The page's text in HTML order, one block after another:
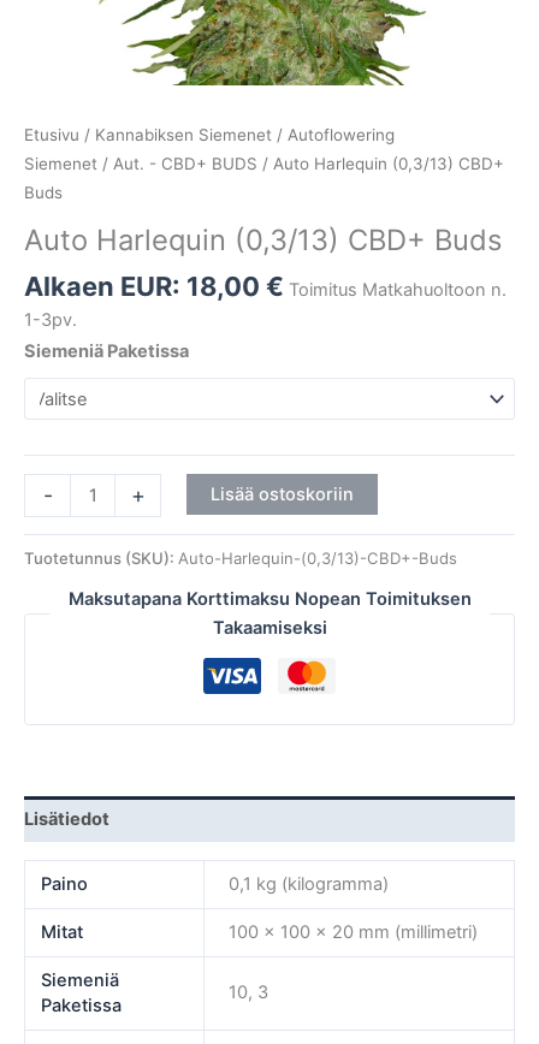
Etusivu / Kannabiksen Siemenet / Autoflowering
Siemenet / Aut. - CBD+ BUDS / Auto Harlequin (0,3/13) CBD+
Buds
Auto Harlequin (0,3/13) CBD+ Buds
Alkaen EUR: 18,00 € Toimitus Matkahuoltoon n.
1-3pv.
Siemeniä Paketissa
- + Lisää ostoskoriin
Tuotetunnus (SKU): Auto-Harlequin-(0,3/13)-CBD+-Buds
Maksutapana Korttimaksu Nopean Toimituksen
Takaamiseksi
Lisätiedot
Paino 0,1 kg (kilogramma)
Mitat 100 × 100 × 20 mm (millimetri)
Siemeniä
Paketissa
10, 3